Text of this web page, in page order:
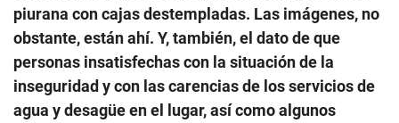
piurana con cajas destempladas. Las imágenes, no
obstante, están ahí. Y, también, el dato de que
personas insatisfechas con la situación de la
inseguridad y con las carencias de los servicios de
agua y desagüe en el lugar, así como algunos